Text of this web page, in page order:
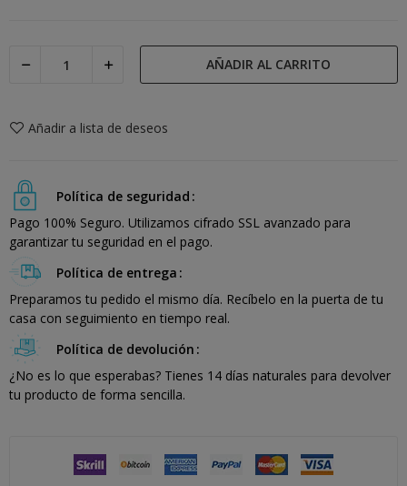
AÑADIR AL CARRITO
Añadir a lista de deseos
Política de seguridad
Pago 100% Seguro. Utilizamos cifrado SSL avanzado para
garantizar tu seguridad en el pago.
Política de entrega
Preparamos tu pedido el mismo día. Recíbelo en la puerta de tu
casa con seguimiento en tiempo real.
Política de devolución
¿No es lo que esperabas? Tienes 14 días naturales para devolver
tu producto de forma sencilla.